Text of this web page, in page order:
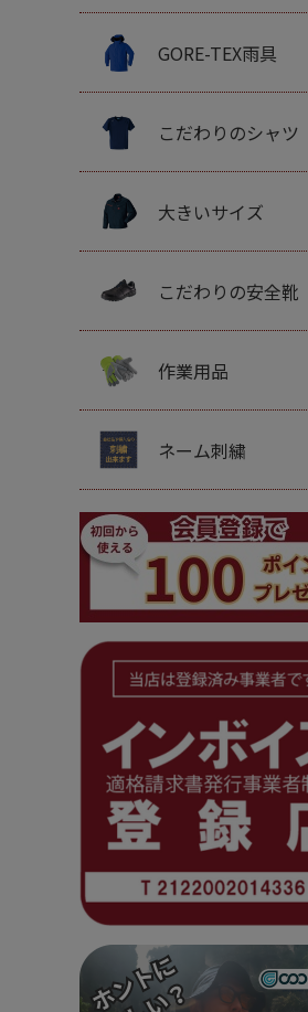
GORE-TEX雨具
こだわりのシャツ
大きいサイズ
こだわりの安全靴
作業用品
ネーム刺繍